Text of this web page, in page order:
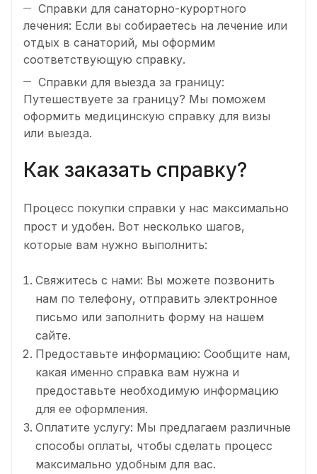
Справки для санаторно-курортного
лечения: Если вы собираетесь на лечение или
отдых в санаторий, мы оформим
соответствующую справку.
Справки для выезда за границу:
Путешествуете за границу? Мы поможем
оформить медицинскую справку для визы
или выезда.
Как заказать справку?
Процесс покупки справки у нас максимально
прост и удобен. Вот несколько шагов,
которые вам нужно выполнить:
Свяжитесь с нами: Вы можете позвонить
нам по телефону, отправить электронное
письмо или заполнить форму на нашем
сайте.
Предоставьте информацию: Сообщите нам,
какая именно справка вам нужна и
предоставьте необходимую информацию
для ее оформления.
Оплатите услугу: Мы предлагаем различные
способы оплаты, чтобы сделать процесс
максимально удобным для вас.